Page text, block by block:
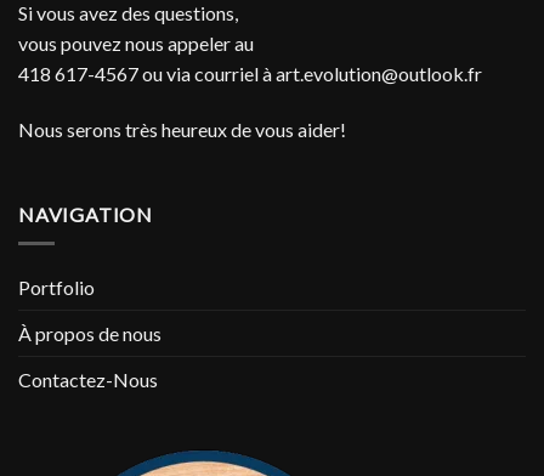
Si vous avez des questions,
vous pouvez nous appeler au
418 617-4567 ou via courriel àart.evolution@outlook.fr
Nous serons très heureux de vous aider!
NAVIGATION
Portfolio
À propos de nous
Contactez-Nous